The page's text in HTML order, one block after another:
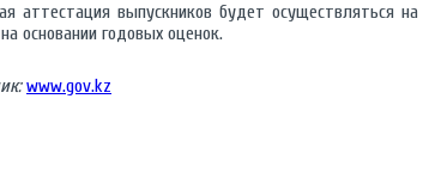
аттестация выпускников будет осуществляться
основании годовых оценок.
www.gov.kz